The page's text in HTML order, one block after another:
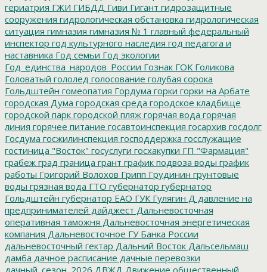
гериатрия ГЖИ ГИБДД Гиви Гигант гидрозащитные
сооружения гидрологическая обстановка гидрологическая
ситуация гимназия гимназия № 1 главный федеральный
инспектор год культурного наследия год педагога и
наставника Год семьи Год экологии
Год_единства_народов_России Гознак ГОК Голикова
Головатый гололед голосование голубая сорока
Гольдштейн гомеопатия Гордума горки горки на Арбате
городская Дума городская среда городское кладбище
городской парк городской пляж горячая вода горячая
линия горячее питание госавтоинспекция госархив госдолг
Госдума госжилинспекция господдержка госслужащие
гостиница "Восток" госуслуги госхакупки ГП "Фармация"
грабеж град граница грант график подвоза воды график
работы Григорий Волохов Грипп Грудинин грунтовые
воды грязная вода ГТО губернатор губернатор
Гольдштейн губернатор ЕАО ГУК Гулягин Д давление на
предпринимателей дайджест Дальневосточная
оперативная таможня Дальневосточная энергетическая
компания Дальневосточное ГУ Банка России
дальневосточный гектар Дальний Восток Дальсельмаш
дамба дачное расписание дачные перевозки
дачный_сезон_2026 ДВЖД Движение общественный